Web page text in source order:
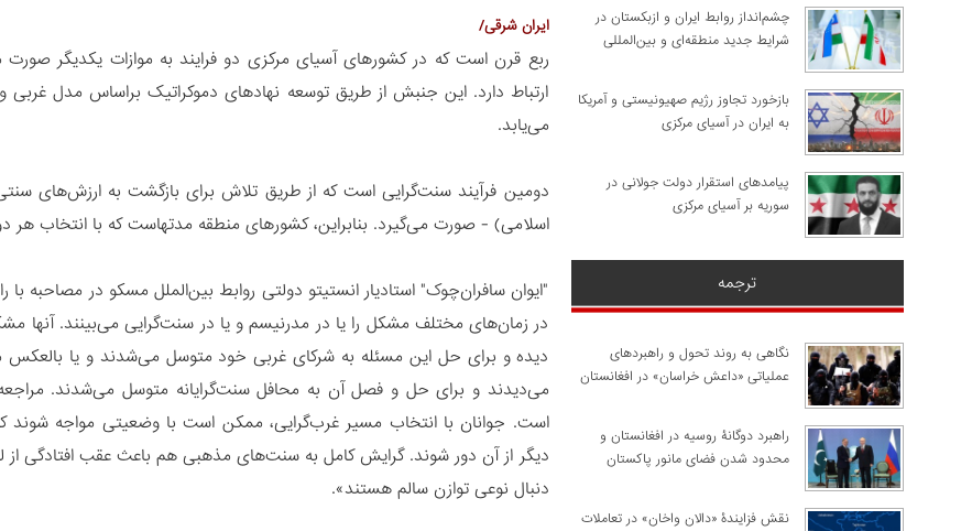
ایران شرقی/
ربع قرن است که در کشورهای آسیای مرکزی دو فرایند به موازات یکدیگر
ارتباط دارد. این جنبش از طریق توسعه نهادهای دموکراتیک براساس مدل
می‌یابد.
دومین فرآیند سنت‌گرایی است که از طریق تلاش برای بازگشت به
اسلامی) - صورت می‌گیرد. بنابراین، کشورهای منطقه مدتهاست که با انتخاب هر
"ایوان سافران‌چوک" استادیار انستیتو دولتی روابط بین‌الملل مسکو در مصاحبه
در زمان‌های مختلف مشکل را یا در مدرنیسم و یا در سنت‌گرایی می‌بینند.
دیده و برای حل این مسئله به شرکای غربی خود متوسل می‌شدند و یا
می‌دیدند و برای حل و فصل آن به محافل سنت‌گرایانه متوسل می‌شدند.
است. جوانان با انتخاب مسیر غرب‌گرایی، ممکن است با وضعیتی مواجه
دیگر از آن دور شوند. گرایش کامل به سنت‌های مذهبی هم باعث عقب افتادگی از
دنبال نوعی توازن سالم هستند».
چشم‌انداز روابط ایران و ازبکستان در
شرایط جدید منطقه‌ای و بین‌المللی
​بازخورد تجاوز رژیم صهیونیستی و آمریکا
به ایران در آسیای مرکزی
پیامدهای استقرار دولت جولانی در
سوریه بر آسیای مرکزی
ترجمه
نگاهی به روند تحول و راهبردهای
عملیاتی «داعش خراسان» در افغانستان
راهبرد دوگانۀ روسیه در افغانستان و
محدود شدن فضای مانور پاکستان
نقش فزایندۀ «دالان واخان» در تعاملات